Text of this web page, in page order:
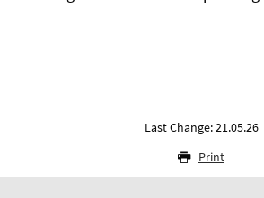
Last Change: 21.05.26
Print